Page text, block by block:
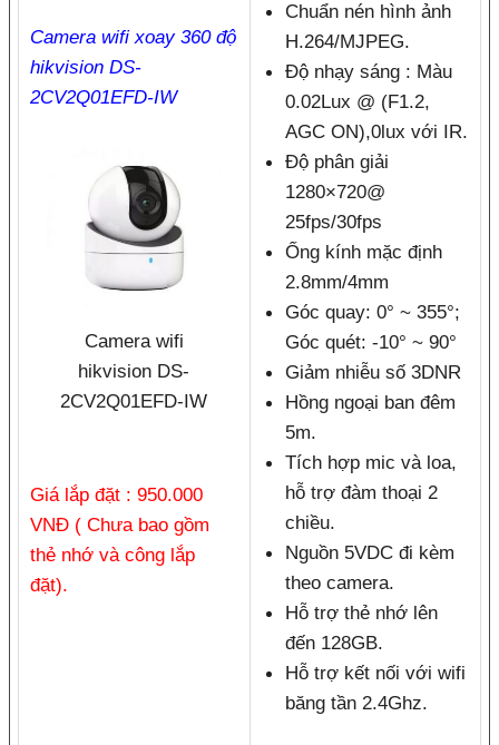
Camera wifi xoay 360 độ
hikvision DS-
2CV2Q01EFD-IW
Camera wifi
hikvision DS-
2CV2Q01EFD-IW
Giá lắp đặt : 950.000
VNĐ ( Chưa bao gồm
thẻ nhớ và công lắp
đặt).
Chuẩn nén hình ảnh
H.264/MJPEG.
Độ nhạy sáng : Màu
0.02Lux @ (F1.2,
AGC ON),0lux với IR.
Độ phân giải
1280×720@
25fps/30fps
Ống kính mặc định
2.8mm/4mm
Góc quay: 0° ~ 355°;
Góc quét: -10° ~ 90°
Giảm nhiễu số 3DNR
Hồng ngoại ban đêm
5m.
Tích hợp mic và loa,
hỗ trợ đàm thoại 2
chiều.
Nguồn 5VDC đi kèm
theo camera.
Hỗ trợ thẻ nhớ lên
đến 128GB.
Hỗ trợ kết nối với wifi
băng tần 2.4Ghz.